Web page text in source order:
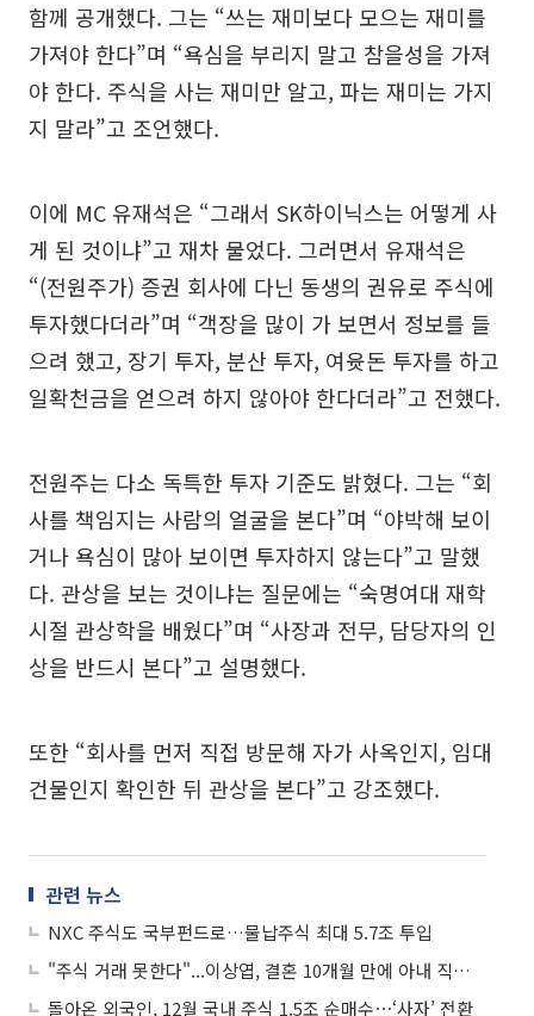
함께 공개했다. 그는 “쓰는 재미보다 모으는 재미를
가져야 한다”며 “욕심을 부리지 말고 참을성을 가져
야 한다. 주식을 사는 재미만 알고, 파는 재미는 가지
지 말라”고 조언했다.
이에 MC 유재석은 “그래서 SK하이닉스는 어떻게 사
게 된 것이냐”고 재차 물었다. 그러면서 유재석은
“(전원주가) 증권 회사에 다닌 동생의 권유로 주식에
투자했다더라”며 “객장을 많이 가 보면서 정보를 들
으려 했고, 장기 투자, 분산 투자, 여윳돈 투자를 하고
일확천금을 얻으려 하지 않아야 한다더라”고 전했다.
전원주는 다소 독특한 투자 기준도 밝혔다. 그는 “회
사를 책임지는 사람의 얼굴을 본다”며 “야박해 보이
거나 욕심이 많아 보이면 투자하지 않는다”고 말했
다. 관상을 보는 것이냐는 질문에는 “숙명여대 재학
시절 관상학을 배웠다”며 “사장과 전무, 담당자의 인
상을 반드시 본다”고 설명했다.
또한 “회사를 먼저 직접 방문해 자가 사옥인지, 임대
건물인지 확인한 뒤 관상을 본다”고 강조했다.
관련 뉴스
NXC 주식도 국부펀드로…물납주식 최대 5.7조 투입
"주식 거래 못한다"...이상엽, 결혼 10개월 만에 아내 직업 공개
돌아온 외국인, 12월 국내 주식 1.5조 순매수⋯‘사자’ 전환